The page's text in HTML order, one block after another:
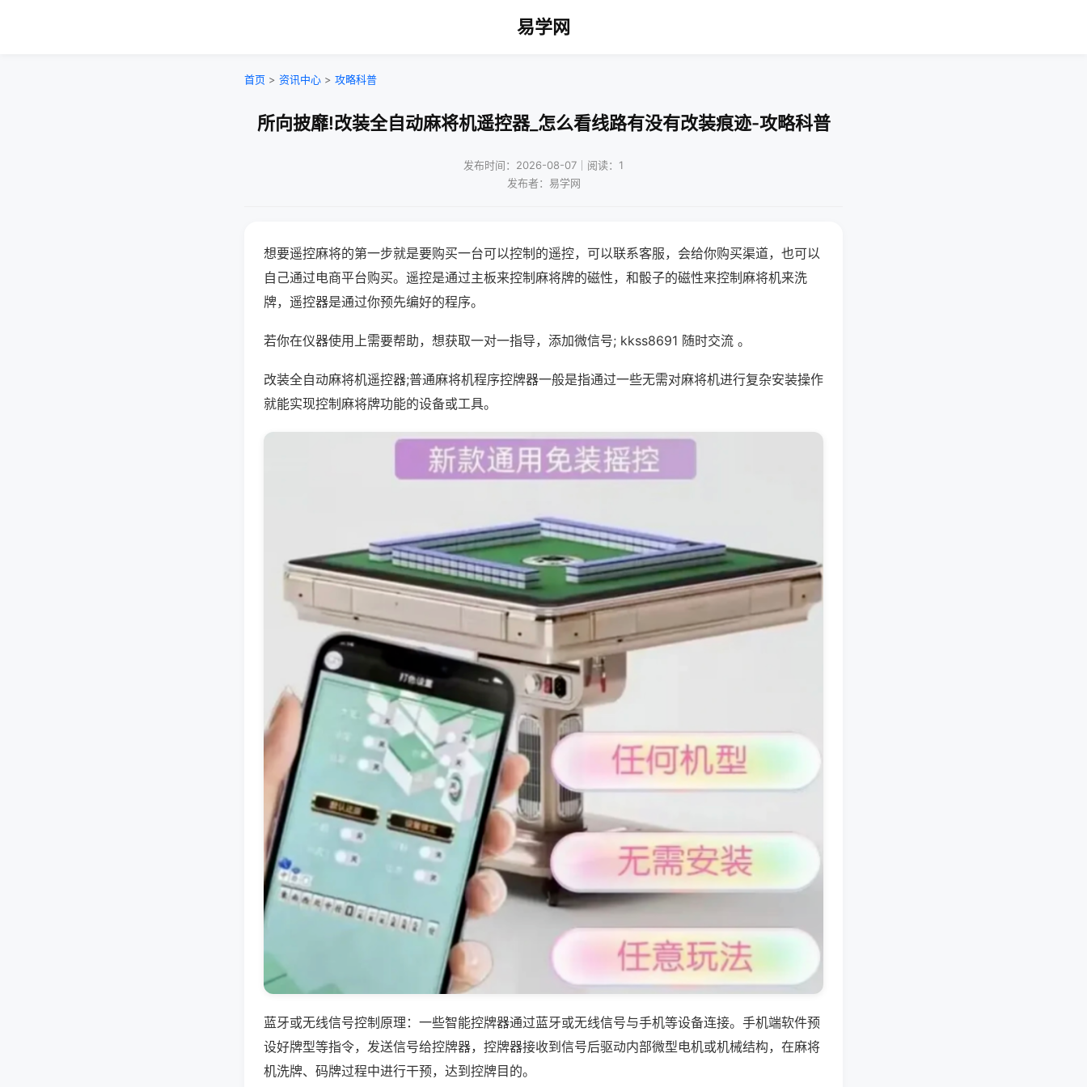
易学网
首页 > 资讯中心 > 攻略科普
所向披靡!改装全自动麻将机遥控器_怎么看线路有没有改装痕迹-攻略科普
发布时间：2026-08-07｜阅读：1
发布者：易学网
想要遥控麻将的第一步就是要购买一台可以控制的遥控，可以联系客服，会给你购买渠道，也可以
自己通过电商平台购买。遥控是通过主板来控制麻将牌的磁性，和骰子的磁性来控制麻将机来洗
牌，遥控器是通过你预先编好的程序。
若你在仪器使用上需要帮助，想获取一对一指导，添加微信号; kkss8691 随时交流 。
改装全自动麻将机遥控器;普通麻将机程序控牌器一般是指通过一些无需对麻将机进行复杂安装操作
就能实现控制麻将牌功能的设备或工具。
蓝牙或无线信号控制原理：一些智能控牌器通过蓝牙或无线信号与手机等设备连接。手机端软件预
设好牌型等指令，发送信号给控牌器，控牌器接收到信号后驱动内部微型电机或机械结构，在麻将
机洗牌、码牌过程中进行干预，达到控牌目的。